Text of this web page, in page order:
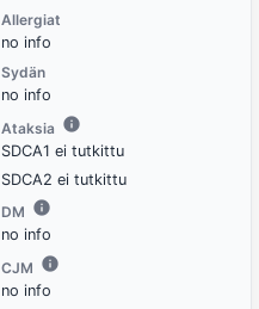
Allergiat
no info
Sydän
no info
Ataksia
SDCA1 ei tutkittu
SDCA2 ei tutkittu
DM
no info
CJM
no info